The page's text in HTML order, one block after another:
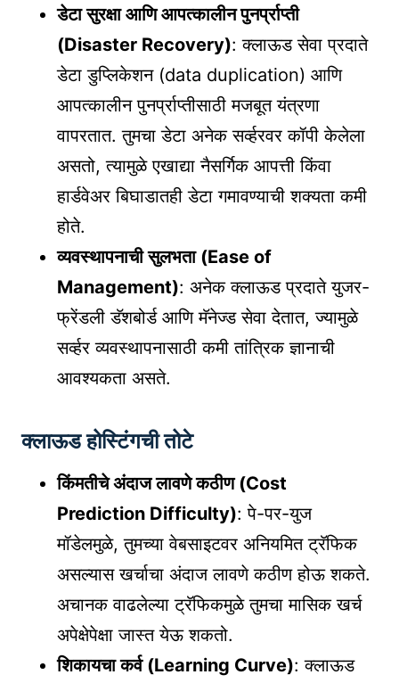
डेटा सुरक्षा आणि आपत्कालीन पुनर्प्राप्ती
(Disaster Recovery): क्लाऊड सेवा प्रदाते
डेटा डुप्लिकेशन (data duplication) आणि
आपत्कालीन पुनर्प्राप्तीसाठी मजबूत यंत्रणा
वापरतात. तुमचा डेटा अनेक सर्व्हरवर कॉपी केलेला
असतो, त्यामुळे एखाद्या नैसर्गिक आपत्ती किंवा
हार्डवेअर बिघाडातही डेटा गमावण्याची शक्यता कमी
होते.
व्यवस्थापनाची सुलभता (Ease of
Management): अनेक क्लाऊड प्रदाते युजर-
फ्रेंडली डॅशबोर्ड आणि मॅनेज्ड सेवा देतात, ज्यामुळे
सर्व्हर व्यवस्थापनासाठी कमी तांत्रिक ज्ञानाची
आवश्यकता असते.
क्लाऊड होस्टिंगची तोटे
किंमतीचे अंदाज लावणे कठीण (Cost
Prediction Difficulty): पे-पर-युज
मॉडेलमुळे, तुमच्या वेबसाइटवर अनियमित ट्रॅफिक
असल्यास खर्चाचा अंदाज लावणे कठीण होऊ शकते.
अचानक वाढलेल्या ट्रॅफिकमुळे तुमचा मासिक खर्च
अपेक्षेपेक्षा जास्त येऊ शकतो.
शिकायचा कर्व (Learning Curve): क्लाऊड